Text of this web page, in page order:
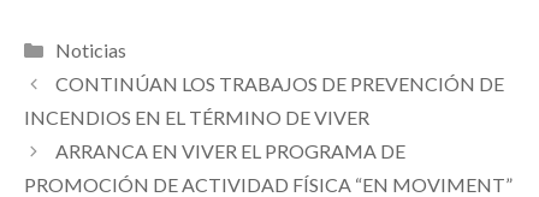
Categorías
Noticias
CONTINÚAN LOS TRABAJOS DE PREVENCIÓN DE
INCENDIOS EN EL TÉRMINO DE VIVER
ARRANCA EN VIVER EL PROGRAMA DE
PROMOCIÓN DE ACTIVIDAD FÍSICA “EN MOVIMENT”